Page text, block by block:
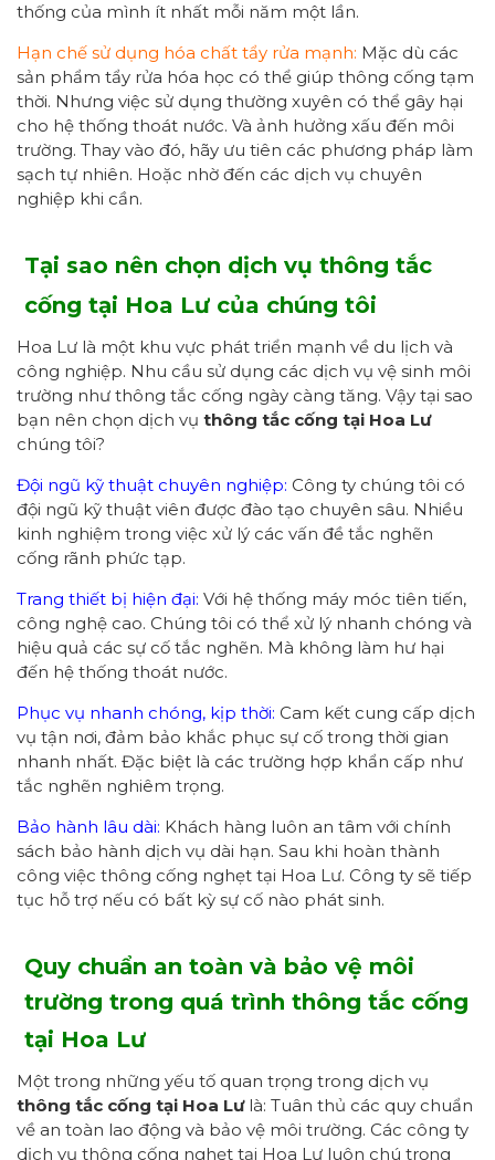
thống của mình ít nhất mỗi năm một lần.
Hạn chế sử dụng hóa chất tẩy rửa mạnh: Mặc dù các
sản phẩm tẩy rửa hóa học có thể giúp thông cống tạm
thời. Nhưng việc sử dụng thường xuyên có thể gây hại
cho hệ thống thoát nước. Và ảnh hưởng xấu đến môi
trường. Thay vào đó, hãy ưu tiên các phương pháp làm
sạch tự nhiên. Hoặc nhờ đến các dịch vụ chuyên
nghiệp khi cần.
Tại sao nên chọn dịch vụ thông tắc
cống tại Hoa Lư của chúng tôi
Hoa Lư là một khu vực phát triển mạnh về du lịch và
công nghiệp. Nhu cầu sử dụng các dịch vụ vệ sinh môi
trường như thông tắc cống ngày càng tăng. Vậy tại sao
bạn nên chọn dịch vụ thông tắc cống tại Hoa Lư
chúng tôi?
Đội ngũ kỹ thuật chuyên nghiệp: Công ty chúng tôi có
đội ngũ kỹ thuật viên được đào tạo chuyên sâu. Nhiều
kinh nghiệm trong việc xử lý các vấn đề tắc nghẽn
cống rãnh phức tạp.
Trang thiết bị hiện đại: Với hệ thống máy móc tiên tiến,
công nghệ cao. Chúng tôi có thể xử lý nhanh chóng và
hiệu quả các sự cố tắc nghẽn. Mà không làm hư hại
đến hệ thống thoát nước.
Phục vụ nhanh chóng, kịp thời: Cam kết cung cấp dịch
vụ tận nơi, đảm bảo khắc phục sự cố trong thời gian
nhanh nhất. Đặc biệt là các trường hợp khẩn cấp như
tắc nghẽn nghiêm trọng.
Bảo hành lâu dài: Khách hàng luôn an tâm với chính
sách bảo hành dịch vụ dài hạn. Sau khi hoàn thành
công việc thông cống nghẹt tại Hoa Lư. Công ty sẽ tiếp
tục hỗ trợ nếu có bất kỳ sự cố nào phát sinh.
Quy chuẩn an toàn và bảo vệ môi
trường trong quá trình thông tắc cống
tại Hoa Lư
Một trong những yếu tố quan trọng trong dịch vụ
thông tắc cống tại Hoa Lưlà: Tuân thủ các quy chuẩn
về an toàn lao động và bảo vệ môi trường. Các công ty
dịch vụ thông cống nghẹt tại Hoa Lư luôn chú trọng